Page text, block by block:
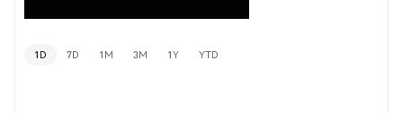
1D 7D 1M 3M 1Y YTD